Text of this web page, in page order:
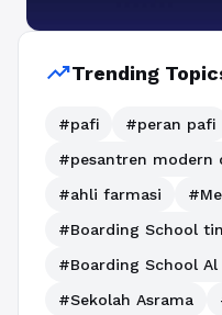
trending_upTrending
#pafi
#peran pafi
#pesantren modern
#ahli farmasi
#Boarding School
#Boarding School Al
#Sekolah Asrama